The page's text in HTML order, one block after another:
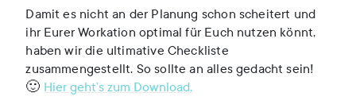
Damit es nicht an der Planung schon scheitert und
ihr Eurer Workation optimal für Euch nutzen könnt,
haben wir die ultimative Checkliste
zusammengestellt. So sollte an alles gedacht sein!
🙂 Hier geht’s zum Download.